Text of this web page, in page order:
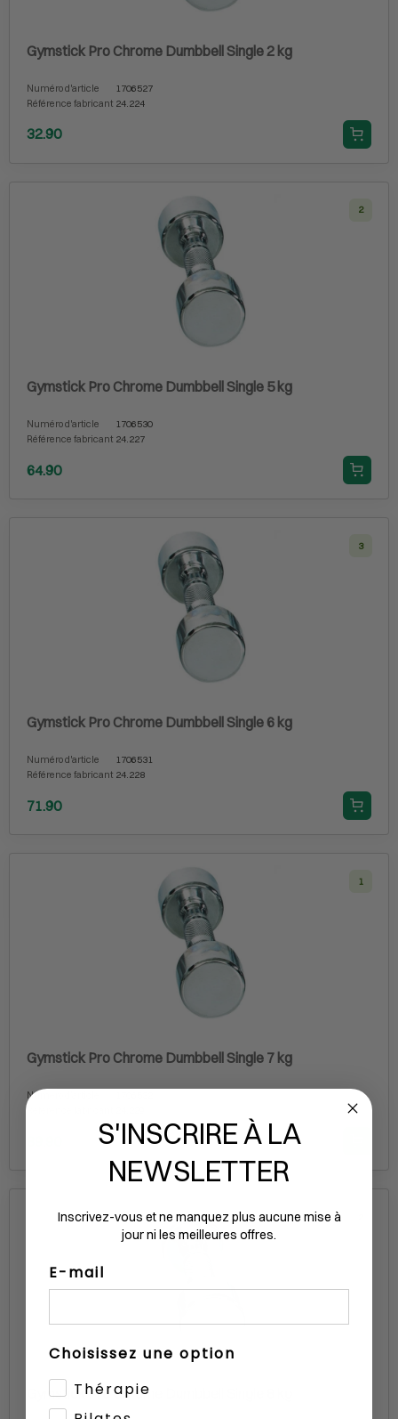
Gymstick Pro Chrome Dumbbell Single 2 kg
Numéro d'article
1706527
Référence fabricant 24.224
32.90
2
Gymstick Pro Chrome Dumbbell Single 5 kg
Numéro d'article
1706530
Référence fabricant 24.227
64.90
3
Gymstick Pro Chrome Dumbbell Single 6 kg
Numéro d'article
1706531
Référence fabricant 24.228
71.90
1
Gymstick Pro Chrome Dumbbell Single 7 kg
Numéro d'article
Gymstick Pro Chrome Dumbbell Single 8 kg
S'INSCRIRE À LA
NEWSLETTER
Inscrivez-vous et ne manquez plus aucune mise à
jour ni les meilleures offres.
E-mail
Choisissez une option
Thérapie